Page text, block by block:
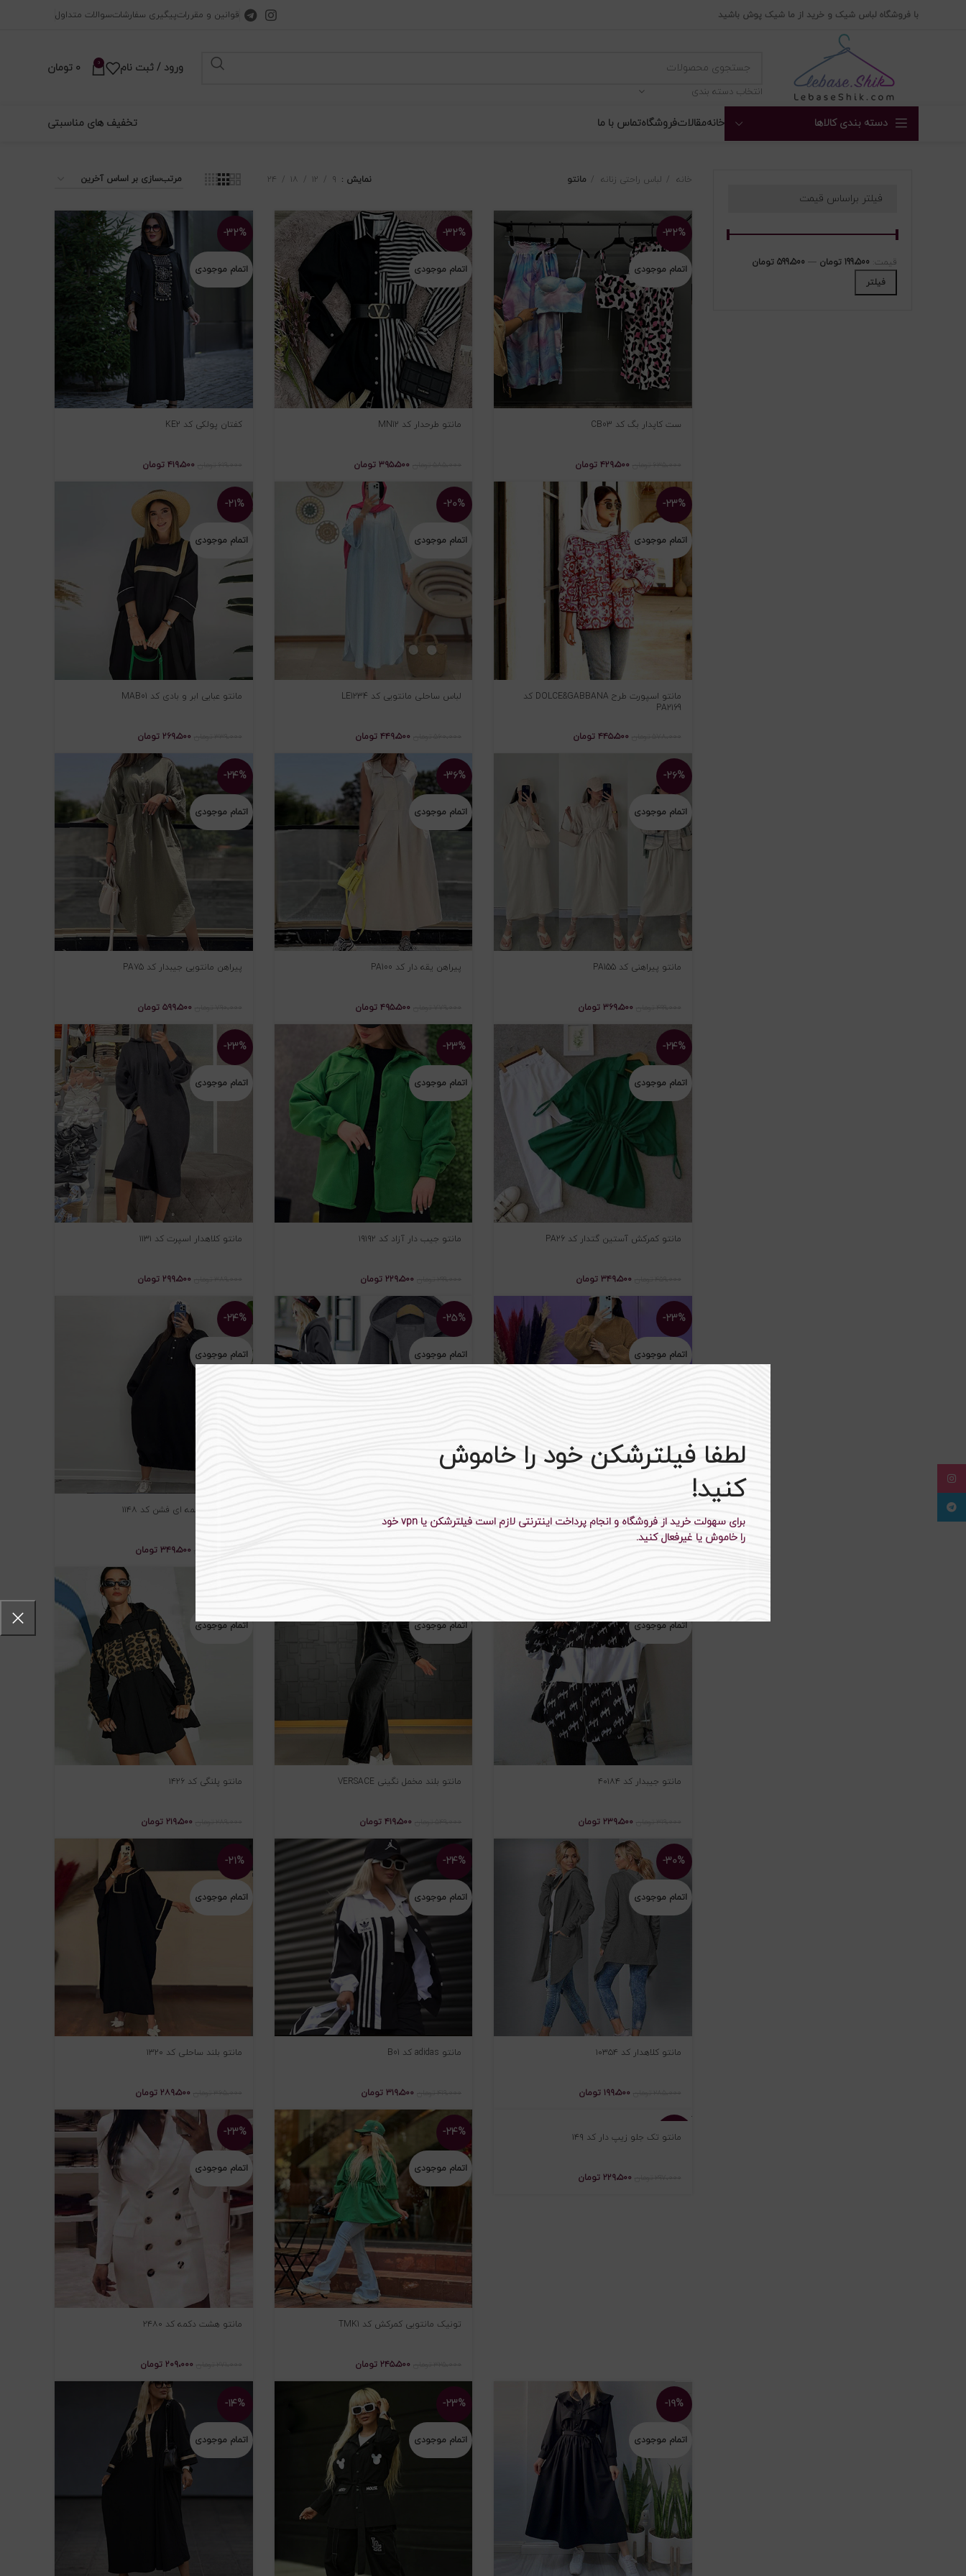
لطفا فیلترشکن خود را خاموش
کنید!
برای سهولت خرید از فروشگاه و انجام پرداخت اینترنتی لازم است فیلترشکن یا vpn خود
را خاموش یا غیرفعال کنید.
با فروشگاه لباس شیک و خرید از ما شیک پوش باشید قوانین و مقرراتپیگیری سفارشاتسوالات متداول
انتخاب دسته بندی
ورود / ثبت نام 0
0 تومان
دسته بندی کالاها خانهمقالاتفروشگاهتماس با ما تخفیف های مناسبتی
فیلتر براساس قیمت
فیلتر
قیمت: 199،500 تومان — 599،500 تومان
خانه لباس راحتی زنانه مانتو نمایش ۹ ۱۲ ۱۸ ۲۴
-۳۲%
اتمام موجودی
ست کاپدار بگ کد CB03
۴۲۹،۵۰۰ تومان
-۳۲%
اتمام موجودی
مانتو طرحدار کد MN12
۳۹۵،۵۰۰ تومان
-۳۲%
اتمام موجودی
کفتان پولکی کد KE2
۴۱۹،۵۰۰ تومان
-۲۳%
اتمام موجودی
مانتو اسپورت طرح DOLCE&GABBANA کد
PA2169
۴۴۵،۵۰۰ تومان
-۲۰%
اتمام موجودی
لباس ساحلی مانتویی کد LE1234
۴۴۹،۵۰۰ تومان
-۲۱%
اتمام موجودی
مانتو عبایی ابر و بادی کد MAB01
۲۶۹،۵۰۰ تومان
-۲۶%
اتمام موجودی
مانتو پیراهنی کد PA155
۳۶۹،۵۰۰ تومان
-۳۶%
اتمام موجودی
پیراهن یقه دار کد PA100
۴۹۵،۵۰۰ تومان
-۲۴%
اتمام موجودی
پیراهن مانتویی جیبدار کد PA75
۵۹۹،۵۰۰ تومان
-۲۴%
اتمام موجودی
مانتو کمرکش آستین گتدار کد PA26
۳۴۹،۵۰۰ تومان
-۲۳%
اتمام موجودی
مانتو جیب دار آزاد کد ۱۹۱۹۲
۲۲۹،۵۰۰ تومان
-۲۳%
اتمام موجودی
مانتو کلاهدار اسپرت کد ۱۱۳۱
۲۹۹،۵۰۰ تومان
-۲۳%
اتمام موجودی
-۲۵%
اتمام موجودی
-۲۴%
اتمام موجودی
مانتو جلو دکمه ای فشن کد ۱۱۴۸
۳۴۹،۵۰۰ تومان
اتمام موجودی
مانتو جیبدار کد ۴۰۱۸۴
۲۳۹،۵۰۰ تومان
اتمام موجودی
مانتو بلند مخمل نگینی VERSACE
۴۱۹،۵۰۰ تومان
اتمام موجودی
مانتو پلنگی کد ۱۴۲۶
۲۱۹،۵۰۰ تومان
-۳۰%
اتمام موجودی
مانتو کلاهدار کد ۱۰۳۵۴
۱۹۹،۵۰۰ تومان
-۲۴%
اتمام موجودی
مانتو adidas کد B01
۳۱۹،۵۰۰ تومان
-۲۱%
اتمام موجودی
مانتو بلند ساحلی کد ۱۳۲۰
۲۸۹،۵۰۰ تومان
-۲۳%
مانتو تک جلو زیپ دار کد ۱۴۹
۲۲۹،۵۰۰ تومان
-۲۴%
اتمام موجودی
تونیک مانتویی کمرکش کد TMK1
۲۴۵،۵۰۰ تومان
-۲۳%
اتمام موجودی
مانتو هشت دکمه کد ۲۴۸۰
۲۰۹،۰۰۰ تومان
-۱۹%
اتمام موجودی
-۲۳%
اتمام موجودی
-۱۴%
اتمام موجودی